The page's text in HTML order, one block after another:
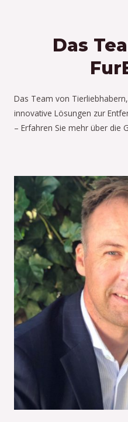
Das
Das Team von
innovative Lösungen zur
– Erfahren Sie mehr über die